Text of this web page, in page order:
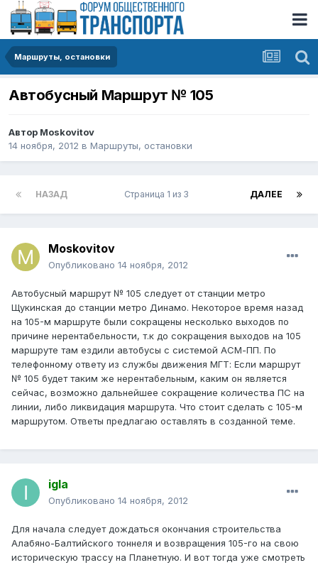
Маршруты, остановки
Автобусный Маршрут № 105
Автор Moskovitov
14 ноября, 2012 в Маршруты, остановки
НАЗАД ДАЛЕЕ
Страница 1 из 3
Moskovitov
Опубликовано 14 ноября, 2012
Автобусный маршрут № 105 следует от станции метро
Щукинская до станции метро Динамо. Некоторое время назад
на 105-м маршруте были сокращены несколько выходов по
причине нерентабельности, т.к до сокращения выходов на 105
маршруте там ездили автобусы с системой АСМ-ПП. По
телефонному ответу из службы движения МГТ: Если маршрут
№ 105 будет таким же нерентабельным, каким он является
сейчас, возможно дальнейшее сокращение количества ПС на
линии, либо ликвидация маршрута. Что стоит сделать с 105-м
маршрутом. Ответы предлагаю оставлять в созданной теме.
igla
Опубликовано 14 ноября, 2012
Для начала следует дождаться окончания строительства
Алабяно-Балтийского тоннеля и возвращения 105-го на свою
историческую трассу на Планетную. И вот тогда уже смотреть